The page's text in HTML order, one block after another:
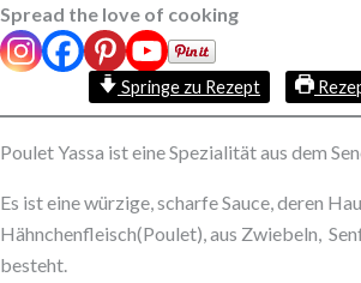
on
Spread the love of cooking
Springe zu Rezept
Poulet Yassa ist eine Spezialität aus dem
Es ist eine würzige, scharfe Sauce, deren
Hähnchenfleisch(Poulet), aus Zwiebeln,
besteht.